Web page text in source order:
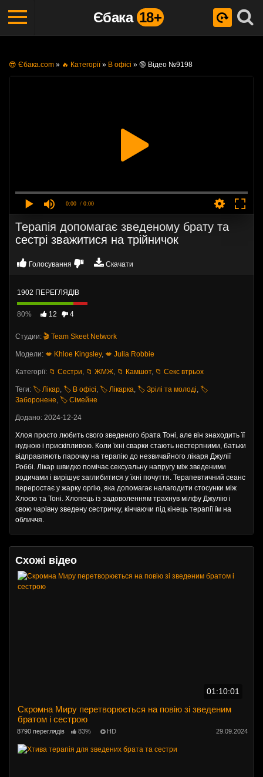
Єбака 18+
😎 Єбака.com » 🔥 Категорії» В офісі » 🔞 Відео №9198
0:00 / 0:00
Терапія допомагає зведеному брату та
сестрі зважитися на трійничок
Голосування Скачати
1902 ПЕРЕГЛЯДІВ
80% 12 4
Студии: 🎬 Team Skeet Network
Модели: 💋 Khloe Kingsley, 💋 Julia Robbie
Категорії: 📁 Сестри, 📁 ЖМЖ, 📁 Камшот, 📁 Секс втрьох
Теги: 🏷️ Лікар, 🏷️ В офісі, 🏷️ Лікарка, 🏷️ Зрілі та молоді, 🏷️
Заборонене, 🏷️ Сімейне
Додано: 2024-12-24
Хлоя просто любить свого зведеного брата Тоні, але він знаходить її
нудною і прискіпливою. Коли їхні сварки стають нестерпними, батьки
відправляють парочку на терапію до незвичайного лікаря Джулії
Роббі. Лікар швидко помічає сексуальну напругу між зведеними
родичами і вирішує заглибитися у їхні почуття. Терапевтичний сеанс
переростає у жарку оргію, яка допомагає налагодити стосунки між
Хлоєю та Тоні. Хлопець із задоволенням трахнув мілфу Джулію і
свою чарівну зведену сестричку, кінчаючи під кінець терапії їм на
обличчя.
Схожі відео
01:10:01
Скромна Миру перетворюється на повію зі зведеним
братом і сестрою
8790 переглядів 83% HD 29.09.2024